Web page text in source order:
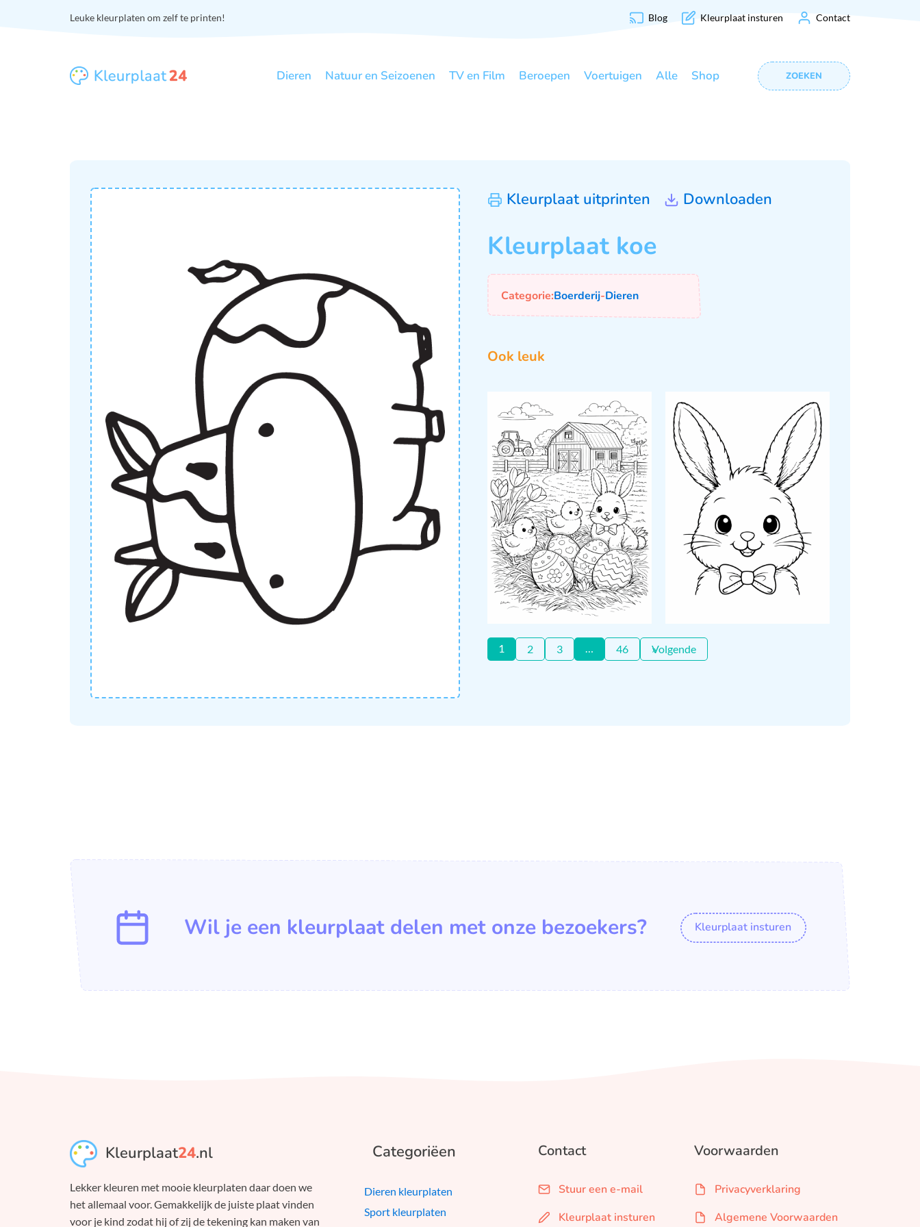
Leuke kleurplaten om zelf te printen! Blog Kleurplaat insturen Contact
Dieren Natuur en Seizoenen TV en Film Beroepen Voertuigen Alle Shop ZOEKEN
Kleurplaat uitprinten Downloaden
Kleurplaat koe
Categorie:Boerderij-Dieren
Ook leuk
1 2 3 … 46 Volgende »
Wil je een kleurplaat delen met onze bezoekers? Kleurplaat insturen
Kleurplaat24.nl
Lekker kleuren met mooie kleurplaten daar doen we
het allemaal voor. Gemakkelijk de juiste plaat vinden
voor je kind zodat hij of zij de tekening kan maken van
Categoriëen
Dieren kleurplaten
Sport kleurplaten
Contact
Stuur een e-mail
Kleurplaat insturen
Voorwaarden
Privacyverklaring
Algemene Voorwaarden